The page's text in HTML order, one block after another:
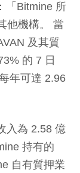
「Bitmine 所
他機構。 當
及其質
的 7 日
年可達 2.96
入為 2.58 億
持有的
自有質押業